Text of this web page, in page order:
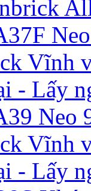
Vĩnh
- Lấy
Neo
Vĩnh
- Lấy